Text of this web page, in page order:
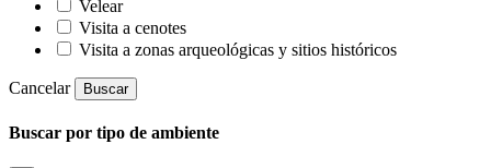
Velear
Visita a cenotes
Visita a zonas arqueológicas y sitios históricos
Cancelar Buscar
Buscar por tipo de ambiente